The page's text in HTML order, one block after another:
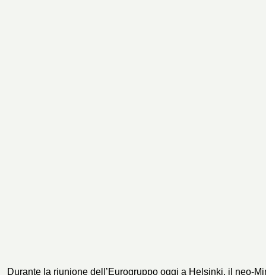
Durante la riunione dell’Eurogruppo oggi a Helsinki, il neo-